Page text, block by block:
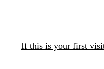
If this is your first